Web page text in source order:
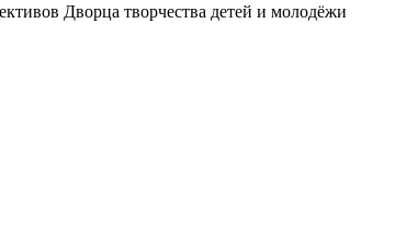
Дворца творчества детей и молодёжи